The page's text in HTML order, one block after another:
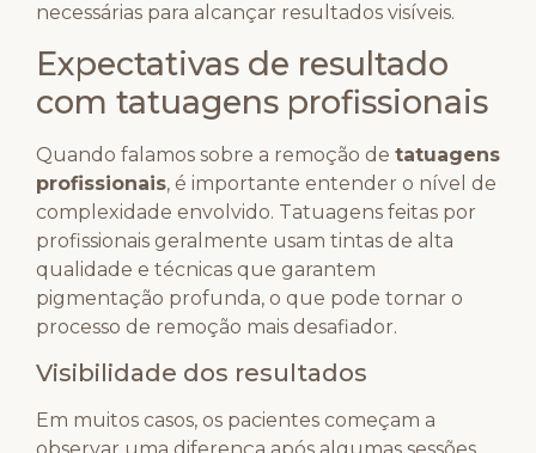
necessárias para alcançar resultados visíveis.
Expectativas de resultado
com tatuagens profissionais
Quando falamos sobre a remoção de tatuagens
profissionais, é importante entender o nível de
complexidade envolvido. Tatuagens feitas por
profissionais geralmente usam tintas de alta
qualidade e técnicas que garantem
pigmentação profunda, o que pode tornar o
processo de remoção mais desafiador.
Visibilidade dos resultados
Em muitos casos, os pacientes começam a